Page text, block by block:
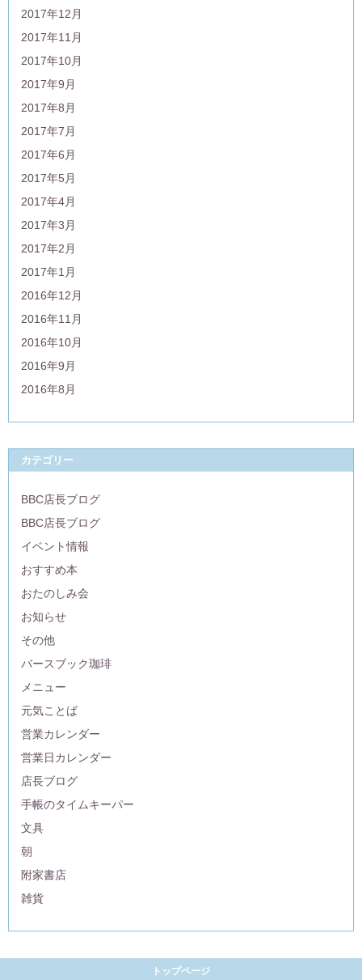
2017年12月
2017年11月
2017年10月
2017年9月
2017年8月
2017年7月
2017年6月
2017年5月
2017年4月
2017年3月
2017年2月
2017年1月
2016年12月
2016年11月
2016年10月
2016年9月
2016年8月
カテゴリー
BBC店長ブログ
BBC店長ブログ
イベント情報
おすすめ本
おたのしみ会
お知らせ
その他
バースブック珈琲
メニュー
元気ことば
営業カレンダー
営業日カレンダー
店長ブログ
手帳のタイムキーパー
文具
朝
附家書店
雑貨
トップページ